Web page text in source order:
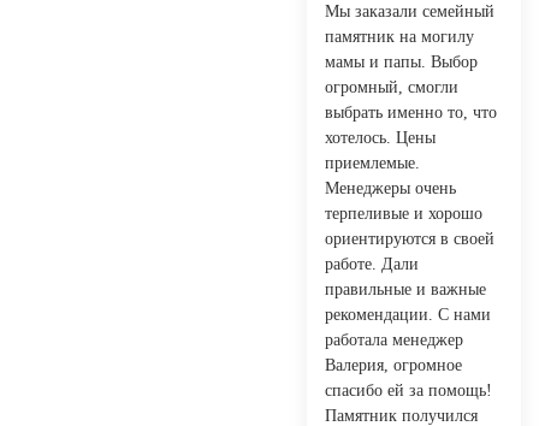
Мы заказали семейный
памятник на могилу
мамы и папы. Выбор
огромный, смогли
выбрать именно то, что
хотелось. Цены
приемлемые.
Менеджеры очень
терпеливые и хорошо
ориентируются в своей
работе. Дали
правильные и важные
рекомендации. С нами
работала менеджер
Валерия, огромное
спасибо ей за помощь!
Памятник получился